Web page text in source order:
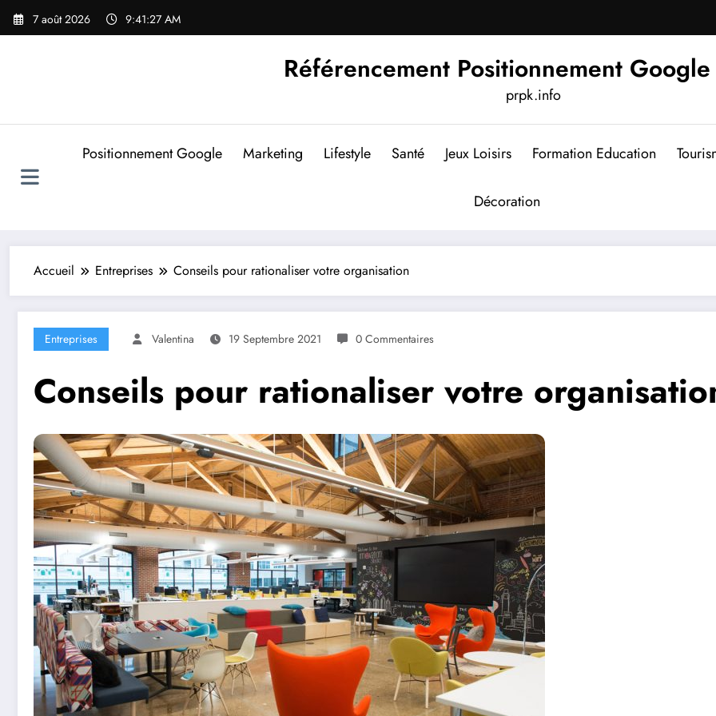
Aller
7 août 2026 9:41:27 AM
Référencement Positionnement
prpk.info
Positionnement Google Marketing Lifestyle Santé Jeux Loisirs Formation Education
Décoration
Accueil Entreprises Conseils pour rationaliser votre organisation
Entreprises Valentina 19 Septembre 2021 0 Commentaires
Conseils pour rationaliser votre